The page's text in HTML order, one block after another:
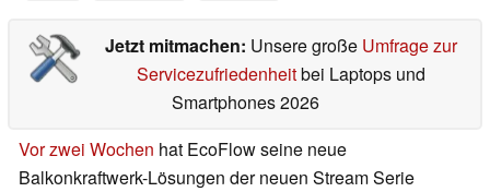
Jetzt mitmachen: Unsere große Umfrage zur
Servicezufriedenheitbei Laptops und
Smartphones 2026
Vor zwei Wochen hat EcoFlow seine neue
Balkonkraftwerk-Lösungen der neuen Stream Serie